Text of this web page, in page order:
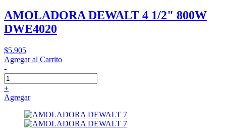
AMOLADORA DEWALT 4 1/2" 800W
DWE4020
$5.905
Agregar al Carrito
-
+
Agregar